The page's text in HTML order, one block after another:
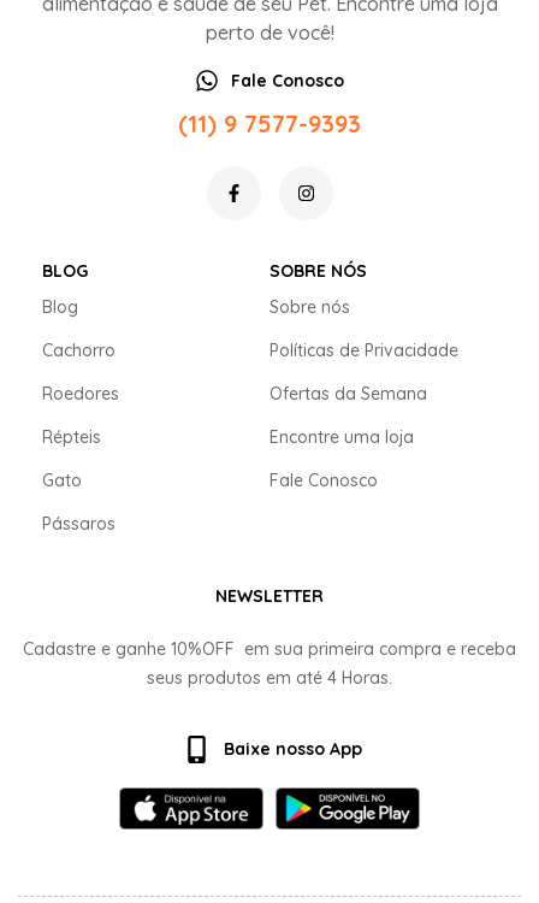
perto de você!
Fale Conosco
(11) 9 7577-9393
BLOG
Blog
Cachorro
Roedores
Répteis
Gato
Pássaros
SOBRE NÓS
Sobre nós
Políticas de Privacidade
Ofertas da Semana
Encontre uma loja
Fale Conosco
NEWSLETTER
Cadastre e ganhe 10%OFF em sua primeira compra e receba
seus produtos em até 4 Horas.
Baixe nosso App